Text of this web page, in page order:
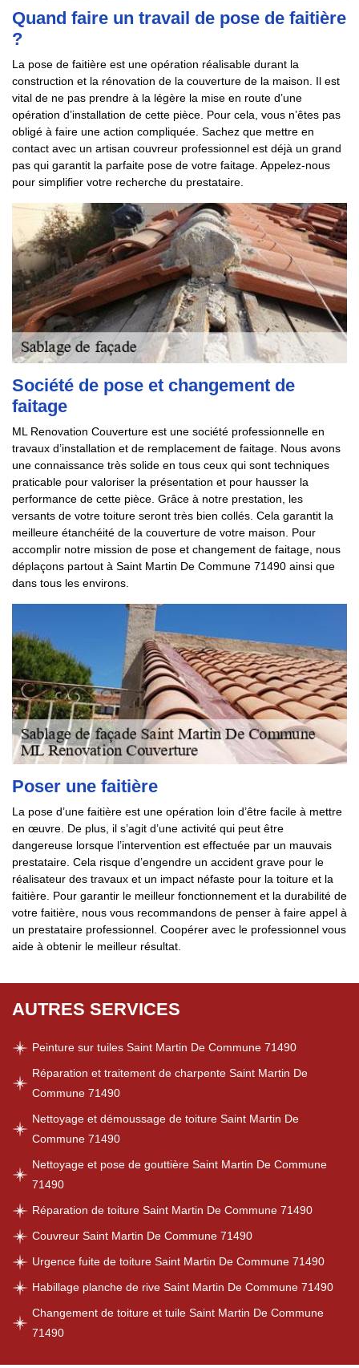
Quand faire un travail de pose de faitière
?
La pose de faitière est une opération réalisable durant la
construction et la rénovation de la couverture de la maison. Il est
vital de ne pas prendre à la légère la mise en route d’une
opération d’installation de cette pièce. Pour cela, vous n’êtes pas
obligé à faire une action compliquée. Sachez que mettre en
contact avec un artisan couvreur professionnel est déjà un grand
pas qui garantit la parfaite pose de votre faitage. Appelez-nous
pour simplifier votre recherche du prestataire.
Société de pose et changement de
faitage
ML Renovation Couverture est une société professionnelle en
travaux d’installation et de remplacement de faitage. Nous avons
une connaissance très solide en tous ceux qui sont techniques
praticable pour valoriser la présentation et pour hausser la
performance de cette pièce. Grâce à notre prestation, les
versants de votre toiture seront très bien collés. Cela garantit la
meilleure étanchéité de la couverture de votre maison. Pour
accomplir notre mission de pose et changement de faitage, nous
déplaçons partout à Saint Martin De Commune 71490 ainsi que
dans tous les environs.
Poser une faitière
La pose d’une faitière est une opération loin d’être facile à mettre
en œuvre. De plus, il s’agit d’une activité qui peut être
dangereuse lorsque l’intervention est effectuée par un mauvais
prestataire. Cela risque d’engendre un accident grave pour le
réalisateur des travaux et un impact néfaste pour la toiture et la
faitière. Pour garantir le meilleur fonctionnement et la durabilité de
votre faitière, nous vous recommandons de penser à faire appel à
un prestataire professionnel. Coopérer avec le professionnel vous
aide à obtenir le meilleur résultat.
AUTRES SERVICES
Peinture sur tuiles Saint Martin De Commune 71490
Réparation et traitement de charpente Saint Martin De
Commune 71490
Nettoyage et démoussage de toiture Saint Martin De
Commune 71490
Nettoyage et pose de gouttière Saint Martin De Commune
71490
Réparation de toiture Saint Martin De Commune 71490
Couvreur Saint Martin De Commune 71490
Urgence fuite de toiture Saint Martin De Commune 71490
Habillage planche de rive Saint Martin De Commune 71490
Changement de toiture et tuile Saint Martin De Commune
71490